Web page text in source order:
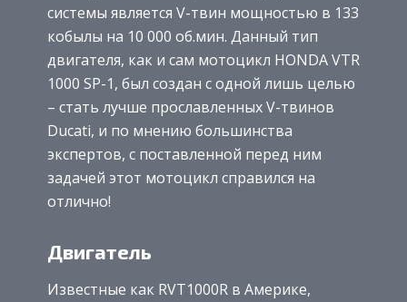
системы является V-твин мощностью в 133
кобылы на 10 000 об.мин. Данный тип
двигателя, как и сам мотоцикл HONDA VTR
1000 SP-1, был создан с одной лишь целью
– стать лучше прославленных V-твинов
Ducati, и по мнению большинства
экспертов, с поставленной перед ним
задачей этот мотоцикл справился на
отлично!
Двигатель
Известные как RVT1000R в Америке,